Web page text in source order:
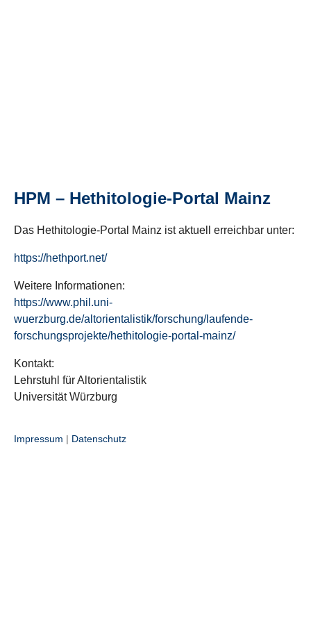
HPM – Hethitologie-Portal Mainz
Das Hethitologie-Portal Mainz ist aktuell erreichbar unter:
https://hethport.net/
Weitere Informationen:
https://www.phil.uni-
wuerzburg.de/altorientalistik/forschung/laufende-
forschungsprojekte/hethitologie-portal-mainz/
Kontakt:
Lehrstuhl für Altorientalistik
Universität Würzburg
Impressum | Datenschutz